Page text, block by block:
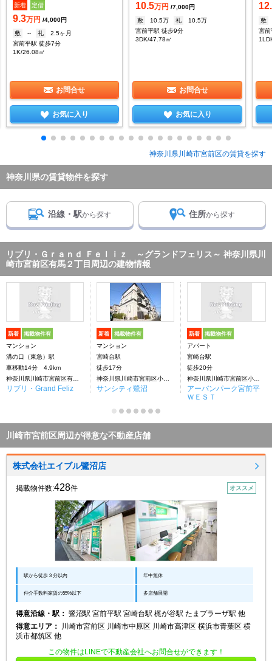
新着 定借
9.3万円 /4,000円
敷
-- 礼
2.5ヶ月
宮前平駅 徒歩7分
1K/26.08㎡
お問合せ
お気に入り
10.5万円 /7,000円
敷
10.5万 礼
10.5万
宮前平駅 徒歩9分
3DK/47.78㎡
お問合せ
お気に入り
敷
宮前
神奈川県川崎市宮前区の賃貸を探す
神奈川県の賃貸物件を探す
沿線・駅から探す 住所から探す
リブリ・Ｇｒａｎｄ Ｆｅｌｉｚ ～グランドフェリス～ 神奈川県川
崎市宮前区有馬２丁目周辺の建物情報
新着 掲載物件有
マンション
溝の口（東急）駅
車移動14分 4.9km
リブリ・Grand Feliz
新着 掲載物件有
マンション
宮崎台駅
徒歩17分
サンシティ鷺沼
新着 掲載物件有
アパート
宮崎台駅
徒歩20分
アーバンパーク宮前平
ＷＥＳＴ
川崎市宮前区周辺が得意な不動産店舗
株式会社エイブル鷺沼店
掲載物件数:428件 オススメ
駅から徒歩３分以内 年中無休
仲介手数料家賃の55%以下 多店舗展開
得意沿線・駅： 鷺沼駅 宮前平駅 宮崎台駅 梶が谷駅 たまプラーザ駅 他
得意エリア：
川崎市宮前区 川崎市中原区 川崎市高津区 横浜市青葉区 横
浜市都筑区 他
この物件はLINEで不動産会社へお問合せができます！